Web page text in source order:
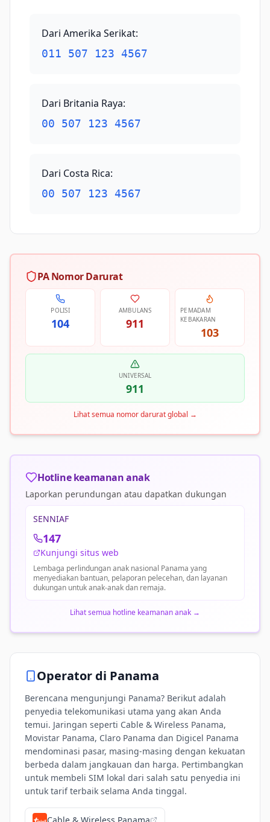
Dari Amerika Serikat:
011 507 123 4567
Dari Britania Raya:
00 507 123 4567
Dari Costa Rica:
00 507 123 4567
PA Nomor Darurat
POLISI
104
AMBULANS
911
PEMADAM
KEBAKARAN
103
UNIVERSAL
911
Lihat semua nomor darurat global →
Hotline keamanan anak
Laporkan perundungan atau dapatkan dukungan
SENNIAF
147
Kunjungi situs web
Lembaga perlindungan anak nasional Panama yang
menyediakan bantuan, pelaporan pelecehan, dan layanan
dukungan untuk anak-anak dan remaja.
Lihat semua hotline keamanan anak →
Operator di Panama
Berencana mengunjungi Panama? Berikut adalah
penyedia telekomunikasi utama yang akan Anda
temui. Jaringan seperti Cable & Wireless Panama,
Movistar Panama, Claro Panama dan Digicel Panama
mendominasi pasar, masing-masing dengan kekuatan
berbeda dalam jangkauan dan harga. Pertimbangkan
untuk membeli SIM lokal dari salah satu penyedia ini
untuk tarif terbaik selama Anda tinggal.